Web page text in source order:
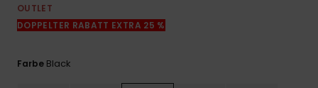
ansehen
OUTLET
DOPPELTER RABATT EXTRA 25 %
Farbe Black